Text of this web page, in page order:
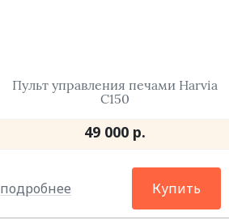
Пульт управления печами Нarvia
C150
49 000 р.
подробнее Купить